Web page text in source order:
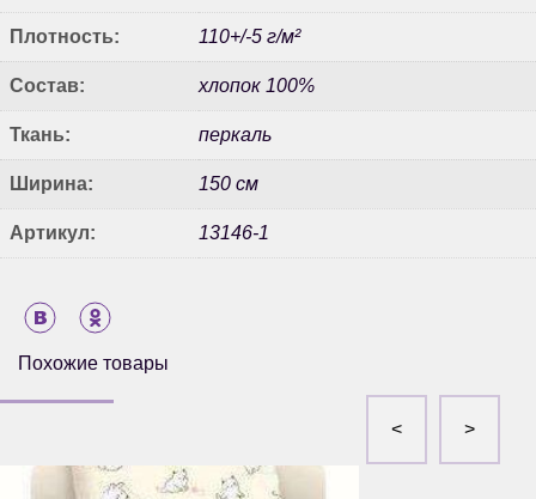
Плотность: 110+/-5 г/м²
Состав: хлопок 100%
Ткань: перкаль
Ширина: 150 см
Артикул: 13146-1
Похожие товары